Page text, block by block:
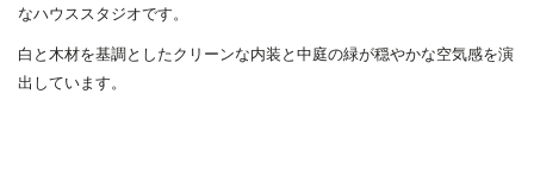
なハウススタジオです。
白と木材を基調としたクリーンな内装と中庭の緑が穏やかな空気感を演
出しています。